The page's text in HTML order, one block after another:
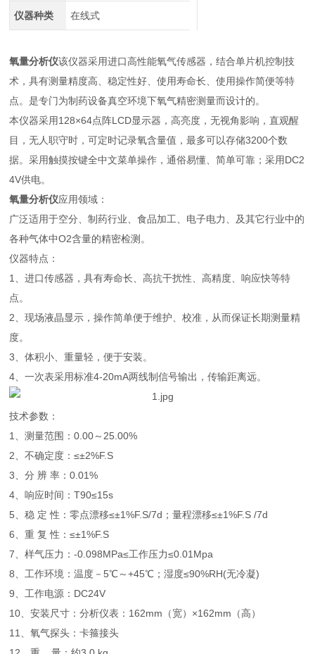
仪器种类 在线式
氧量分析仪该仪器采用进口高性能氧气传感器，结合单片机控制技
术，具有测量精度高、稳定性好、使用寿命长、使用操作简便等特
点。是专门为制药设备真空环境下氧气精密测量而设计的。
本仪器采用128×64点阵LCD显示器，高亮度，无视角影响，直观醒
目，无人职守时，可定时记录氧含量值，最多可以存储3200个数
据。采用触摸按键全中文菜单操作，通俗易懂、简单可靠；采用DC2
4V供电。
氧量分析仪应用领域：
广泛适用于空分、制药行业、食品加工、电子电力、及其它行业中的
各种气体中O2含量的精密检测。
仪器特点：
1、进口传感器，具有寿命长、高抗干扰性、高精度、响应快等特
点。
2、现场液晶显示，操作简单便于维护、校准，从而保证长期测量精
度。
3、体积小、重量轻，便于安装。
4、一次表采用标准4-20mA两线制信号输出，传输距离远。
技术参数：
1、测量范围：0.00～25.00%
2、不确定度：≤±2%F.S
3、分 辨 率：0.01%
4、响应时间：T90≤15s
5、稳 定 性：零点漂移≤±1%F.S/7d；量程漂移≤±1%F.S /7d
6、重 复 性：≤±1%F.S
7、样气压力：-0.098MPa≤工作压力≤0.01Mpa
8、工作环境：温度－5℃～+45℃；湿度≤90%RH(无冷凝)
9、工作电源：DC24V
10、安装尺寸：分析仪表：162mm（宽）×162mm（高）
11、氧气探头：卡箍接头